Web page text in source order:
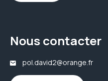
Nous contacter
pol.david2@orange.fr